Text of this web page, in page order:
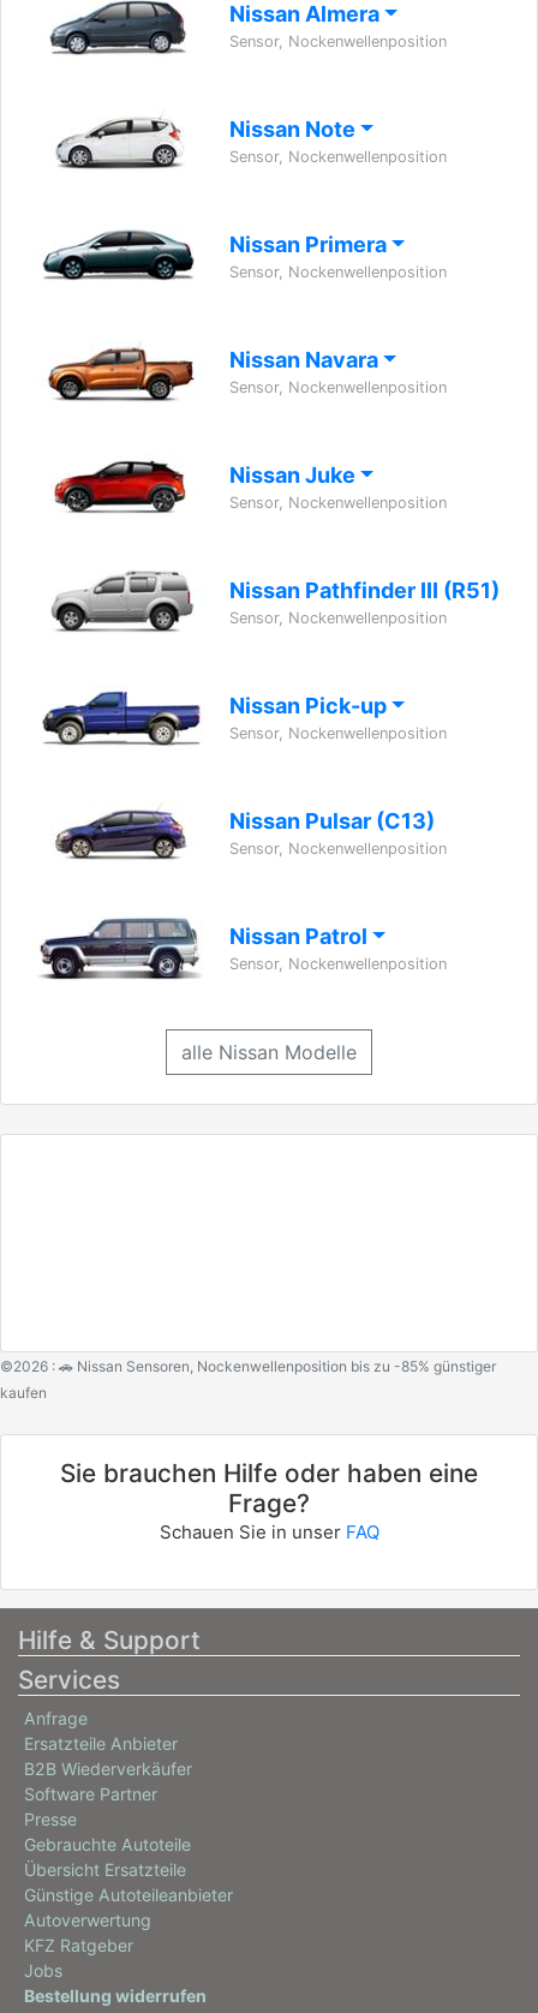
Nissan Almera
Sensor, Nockenwellenposition
Nissan Note
Sensor, Nockenwellenposition
Nissan Primera
Sensor, Nockenwellenposition
Nissan Navara
Sensor, Nockenwellenposition
Nissan Juke
Sensor, Nockenwellenposition
Nissan Pathfinder III (R51)
Sensor, Nockenwellenposition
Nissan Pick-up
Sensor, Nockenwellenposition
Nissan Pulsar (C13)
Sensor, Nockenwellenposition
Nissan Patrol
Sensor, Nockenwellenposition
alle Nissan Modelle
©2026 : 🚗 Nissan Sensoren, Nockenwellenposition bis zu -85% günstiger
kaufen
Sie brauchen Hilfe oder haben eine
Frage?
Schauen Sie in unser FAQ
Hilfe & Support
Services
Anfrage
Ersatzteile Anbieter
B2B Wiederverkäufer
Software Partner
Presse
Gebrauchte Autoteile
Übersicht Ersatzteile
Günstige Autoteileanbieter
Autoverwertung
KFZ Ratgeber
Jobs
Bestellung widerrufen